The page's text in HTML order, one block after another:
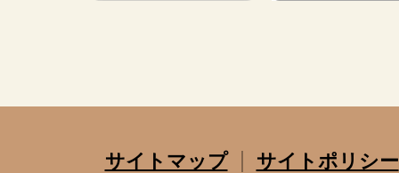
サイトマップ
サイトポリシー